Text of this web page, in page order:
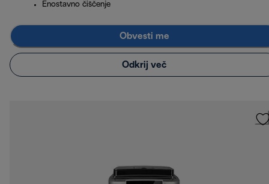
Enostavno čiščenje
Obvesti me
Odkrij več